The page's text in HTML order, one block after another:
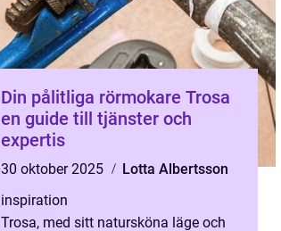
Din pålitliga rörmokare Trosa
en guide till tjänster och
expertis
30 oktober 2025
Lotta Albertsson
inspiration
Trosa, med sitt natursköna läge och